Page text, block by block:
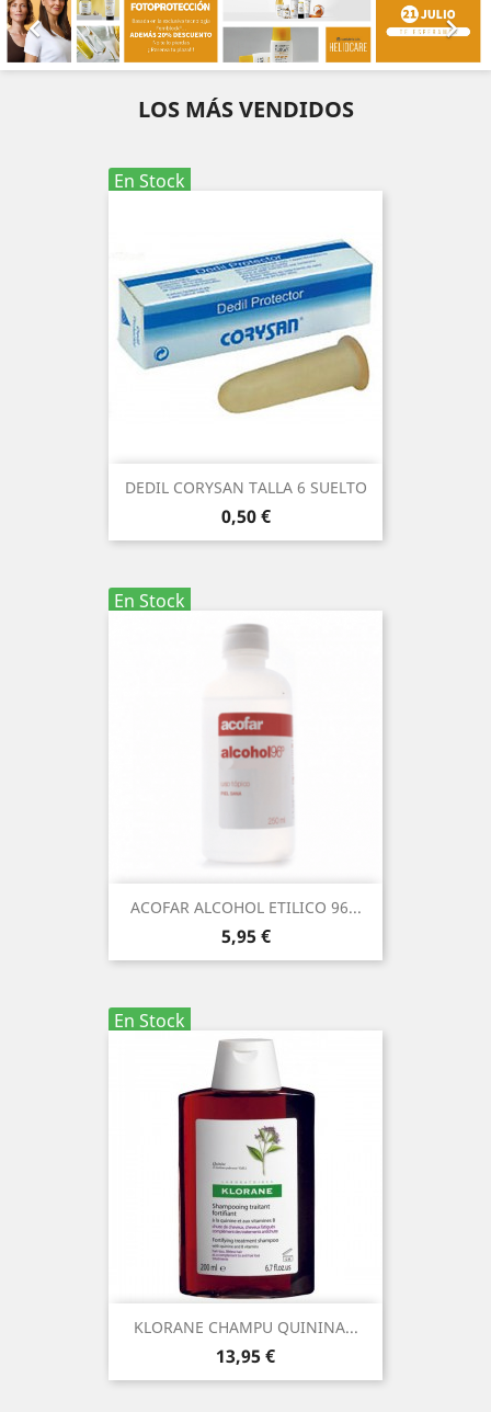
 
LOS MÁS VENDIDOS
En Stock
DEDIL CORYSAN TALLA 6 SUELTO
Precio
0,50 €
En Stock
ACOFAR ALCOHOL ETILICO 96...
Precio
5,95 €
En Stock
KLORANE CHAMPU QUININA...
Precio
13,95 €